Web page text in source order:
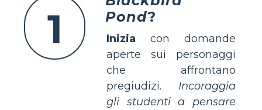
1
Pond?
Inizia con domande
aperte sui personaggi
che affrontano
pregiudizi. Incoraggia
gli studenti a pensare